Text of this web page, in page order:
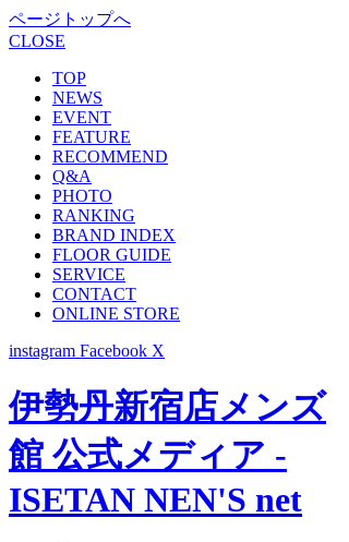
ページトップへ
CLOSE
TOP
NEWS
EVENT
FEATURE
RECOMMEND
Q&A
PHOTO
RANKING
BRAND INDEX
FLOOR GUIDE
SERVICE
CONTACT
ONLINE STORE
instagram Facebook X
伊勢丹新宿店メンズ
館 公式メディア -
ISETAN NEN'S net